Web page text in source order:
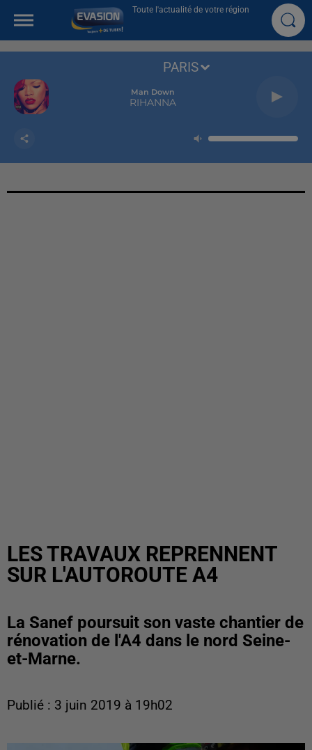
Toute l'actualité de votre région
Man Down
RIHANNA
PARIS
LES TRAVAUX REPRENNENT
SUR L'AUTOROUTE A4
La Sanef poursuit son vaste chantier de
rénovation de l'A4 dans le nord Seine-
et-Marne.
Publié : 3 juin 2019 à 19h02